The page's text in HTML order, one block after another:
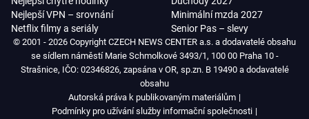
Nejlepší VPN – srovnání
Netflix filmy a seriály
Minimální mzda 2027
Senior Pas – slevy
© 2001 - 2026 Copyright CZECH NEWS CENTER a.s. a dodavatelé obsahu
se sídlem náměstí Marie Schmolkové 3493/1, 100 00 Praha 10 -
Strašnice, IČO: 02346826, zapsána v OR, sp.zn. B 19490 a dodavatelé
obsahu
Autorská práva k publikovaným materiálům
Podmínky pro užívání služby informační společnosti